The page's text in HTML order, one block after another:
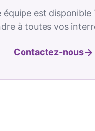
équipe est disponible
à toutes vos
Contactez-nous→